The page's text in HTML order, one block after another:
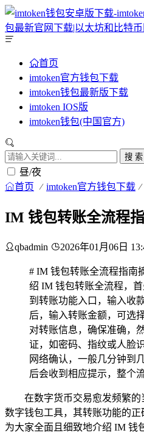
首页
imtoken官方钱包下载
imtoken钱包最新版下载
imtoken IOS版
imtoken钱包(中国官方)
搜 索
昼/夜
首页 imtoken官方钱包下载
IM 钱包转账全流程
qbadmin 2026年01月06日
# IM 钱包转账全流程指南
绍 IM 钱包转账全流程，
到转账功能入口，输入收
后，输入转账金额，可选
对转账信息，确保准确，
证，如密码、指纹或人脸
网络确认，一般几分钟到
后会收到相应提示，整个
在数字货币交易愈发频繁
数字钱包工具，其转账功能的
为大家全面且细致地介绍 IM 钱